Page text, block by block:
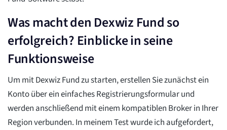
Was macht den Dexwiz Fund so
erfolgreich? Einblicke in seine
Funktionsweise
Um mit Dexwiz Fund zu starten, erstellen Sie zunächst ein
Konto über ein einfaches Registrierungsformular und
werden anschließend mit einem kompatiblen Broker in Ihrer
Region verbunden. In meinem Test wurde ich aufgefordert,